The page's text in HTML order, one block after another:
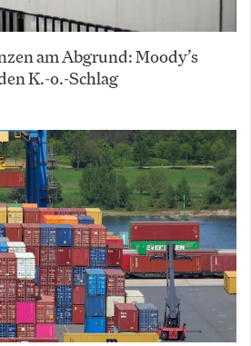
am Abgrund: Moody’s
K.-o.-Schlag